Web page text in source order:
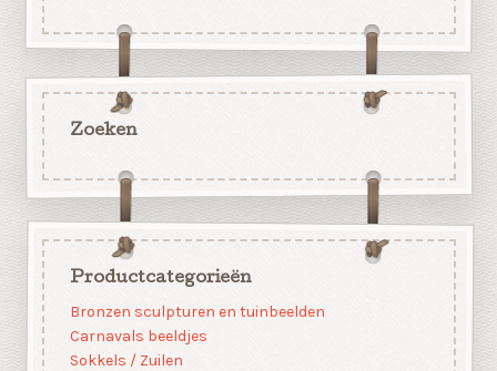
Zoeken
Productcategorieën
Bronzen sculpturen en tuinbeelden
Carnavals beeldjes
Sokkels / Zuilen